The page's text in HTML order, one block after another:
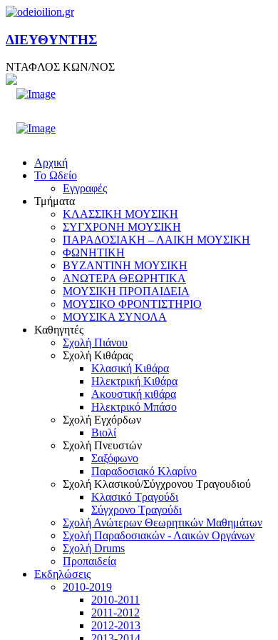
ΔΙΕΥΘΥΝΤΗΣ
ΝΤΑΦΛΟΣ ΚΩΝ/ΝΟΣ
Αρχική
Το Ωδείο
Εγγραφές
Τμήματα
ΚΛΑΣΣΙΚΗ ΜΟΥΣΙΚΗ
ΣΥΓΧΡΟΝΗ ΜΟΥΣΙΚΗ
ΠΑΡΑΔΟΣΙΑΚΗ – ΛΑΙΚΗ ΜΟΥΣΙΚΗ
ΦΩΝΗΤΙΚΗ
ΒΥΖΑΝΤΙΝΗ ΜΟΥΣΙΚΗ
ΑΝΩΤΕΡΑ ΘΕΩΡΗΤΙΚΑ
ΜΟΥΣΙΚΗ ΠΡΟΠΑΙΔΕΙΑ
ΜΟΥΣΙΚΟ ΦΡΟΝΤΙΣΤΗΡΙΟ
ΜΟΥΣΙΚΑ ΣΥΝΟΛΑ
Καθηγητές
Σχολή Πιάνου
Σχολή Κιθάρας
Κλασική Κιθάρα
Ηλεκτρική Κιθάρα
Ακουστική κιθάρα
Ηλεκτρικό Μπάσο
Σχολή Εγχόρδων
Βιολί
Σχολή Πνευστών
Σαξόφωνο
Παραδοσιακό Κλαρίνο
Σχολή Κλασικού/Σύγχρονου Τραγουδιού
Κλασικό Τραγούδι
Σύγχρονο Τραγούδι
Σχολή Ανώτερων Θεωρητικών Μαθημάτων
Σχολή Παραδοσιακών - Λαικών Οργάνων
Σχολή Drums
Προπαιδεία
Εκδηλώσεις
2010-2019
2010-2011
2011-2012
2012-2013